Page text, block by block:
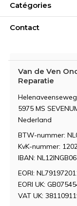
Catégories
Contact
Van de Ven
Reparatie
5975 MS
Nederland
BTW-nummer:
KvK-nummer:
IBAN:
EORI:
EORI UK:
VAT UK: